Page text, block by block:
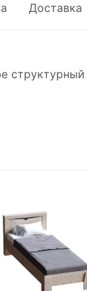
Доставка